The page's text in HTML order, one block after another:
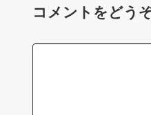
コメントをどう